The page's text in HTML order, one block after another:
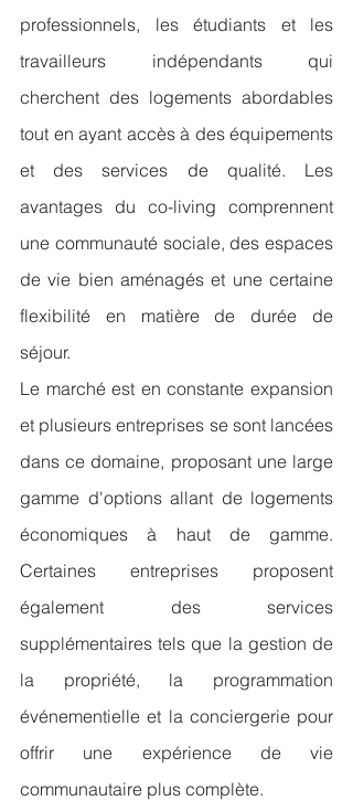
professionnels, les étudiants et les
travailleurs indépendants qui
cherchent des logements abordables
tout en ayant accès à des équipements
et des services de qualité. Les
avantages du co-living comprennent
une communauté sociale, des espaces
de vie bien aménagés et une certaine
flexibilité en matière de durée de
séjour.
Le marché est en constante expansion
et plusieurs entreprises se sont lancées
dans ce domaine, proposant une large
gamme d'options allant de logements
économiques à haut de gamme.
Certaines entreprises proposent
également des services
supplémentaires tels que la gestion de
la propriété, la programmation
événementielle et la conciergerie pour
offrir une expérience de vie
communautaire plus complète.